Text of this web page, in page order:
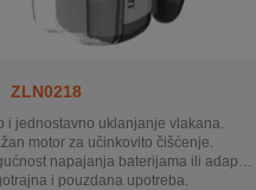
ZLN0218
i jednostavno uklanjanje vlakana.
motor za učinkovito čišćenje.
napajanja baterijama ili adapterom.
i pouzdana upotreba.